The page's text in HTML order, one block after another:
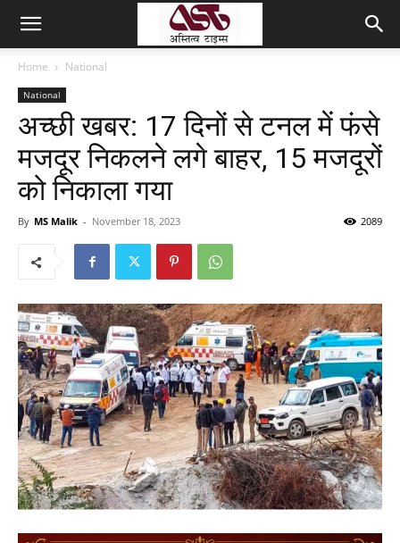
Home National
National
अच्छी खबर: 17 दिनों से टनल में फंसे
मजदूर निकलने लगे बाहर, 15 मजदूरों
को निकाला गया
By MS Malik - November 18, 2023 2089